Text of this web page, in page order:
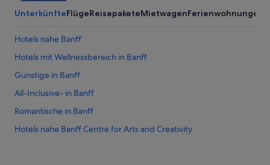
UnterkünfteFlügeReisepaketeMietwagenFerienwohnungen
Hotels nahe Banff
Hotels mit Wellnessbereich in Banff
Günstige in Banff
All-Inclusive- in Banff
Romantische in Banff
Hotels nahe Banff Centre for Arts and Creativity